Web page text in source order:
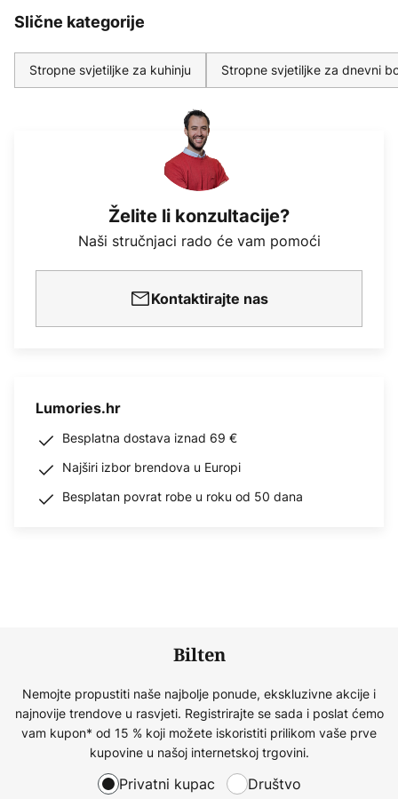
Slične kategorije
Stropne svjetiljke za kuhinju Stropne svjetiljke za dnevni
Želite li konzultacije?
Naši stručnjaci rado će vam pomoći
Kontaktirajte nas
Lumories.hr
Besplatna dostava iznad 69 €
Najširi izbor brendova u Europi
Besplatan povrat robe u roku od 50 dana
Bilten
Nemojte propustiti naše najbolje ponude, ekskluzivne akcije i
najnovije trendove u rasvjeti. Registrirajte se sada i poslat ćemo
vam kupon* od 15 % koji možete iskoristiti prilikom vaše prve
kupovine u našoj internetskoj trgovini.
Privatni kupac Društvo